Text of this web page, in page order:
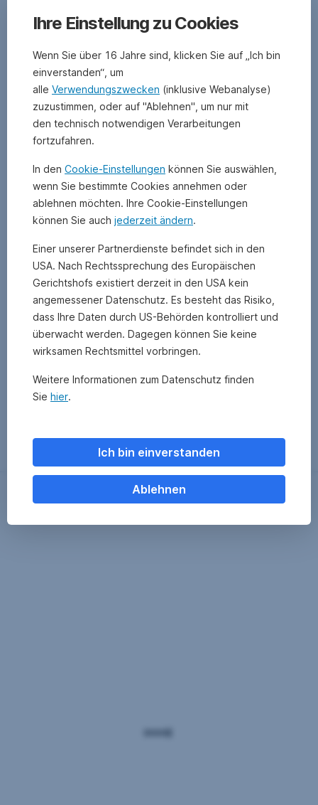
Zurück
Ihre Einstellung zu Cookies
Wenn Sie über 16 Jahre sind, klicken Sie auf „Ich bin
einverstanden“, um
alle Verwendungszwecken (inklusive Webanalyse)
zuzustimmen, oder auf "Ablehnen", um nur mit
den technisch notwendigen Verarbeitungen
fortzufahren.
In den Cookie-Einstellungen können Sie auswählen,
wenn Sie bestimmte Cookies annehmen oder
ablehnen möchten. Ihre Cookie-Einstellungen
können Sie auch jederzeit ändern.
Einer unserer Partnerdienste befindet sich in den
USA. Nach Rechtssprechung des Europäischen
Gerichtshofs existiert derzeit in den USA kein
angemessener Datenschutz. Es besteht das Risiko,
dass Ihre Daten durch US-Behörden kontrolliert und
überwacht werden. Dagegen können Sie keine
wirksamen Rechtsmittel vorbringen.
Weitere Informationen zum Datenschutz finden
Sie hier.
Ich bin einverstanden
Ablehnen